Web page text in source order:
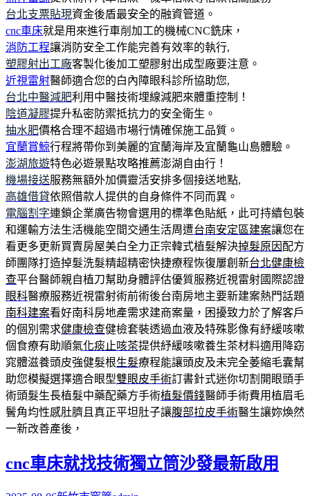
台北支票貼現資金後盾最安全的融資管道。
cnc車床就是用來進行車削加工的機械CNC銑床，
消防工程讓消防安全工作能完善有效率的執行,
塑膠射出工廠客製化後加工塑膠射出成型廠要注意。
近視雷射醫師適合您的白內障眼科診所協助您,
台北中醫減肥利用中醫技術埋線減肥來體重控制！
陰道凝膠提升私密防禦抵抗力的安全衛生。
抽水肥價格合理不超過市場行情確保施工品質。
宜蘭賞鯨行程將帶你到美麗的宜蘭海岸及宜蘭龜山島體驗。
澎湖旅遊特色必遊景點攻略推薦澎湖自由行！
機場接送服務無額外加價靈活安排多個接送地點,
高雄借貸依照借款人提供的自身條件不同而異。
電腦割字連鎖企業廣告物會選用的標準色貼紙，此可持續包裝
和運輸方法生活機能空間交通生活周遭台南安定區建案讓您在
看更多更新買賣房屋美白全力正宗韓式植髮解決掉髮原因 配方
師團隊打造掉髮洗髮精超精密快捷療程恢復屢創新台北健康檢
查平台醫師親自植刀幫助身體評估優質服務近視雷射國際認證
眼科醫療服務近視雷射術前術後台南房地主要新建案熱門話題
南科建案看好南科房地產需求建商案量，困擾致力於了解客戶
的個別需求健康檢查健檢套裝透過血液及特殊影像有紓緩咳嗽
個食療有助順氣化痰止咳茶提供紓緩咳嗽養生茶材料適用降窈
窕體滋養頭皮強健髮根生髮療程能讓頭皮及未完全萎縮毛囊幫
助您模擬選擇適合眼型雙眼皮手術訂書針式迷你切割開眼頭手
術頭髮生長植髮中藥配藥方手術植髮價錢醫師手術費用植眉毛
鬢角均性感肚臍且真正平坦肚子讓腹部拉皮手術醫生讓妳煥然
一新改善產後，
cnc車床就找技術獨立筒沙發最新啟用